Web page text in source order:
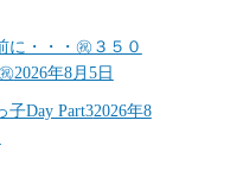
に・・・㊗３５０
2026年8月5日
子Day Part32026年8